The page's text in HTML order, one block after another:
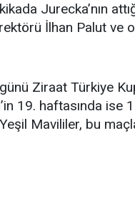
Jurecka’nın
İlhan Palut ve
Ziraat Türkiye
19. haftasında ise
Mavililer, bu